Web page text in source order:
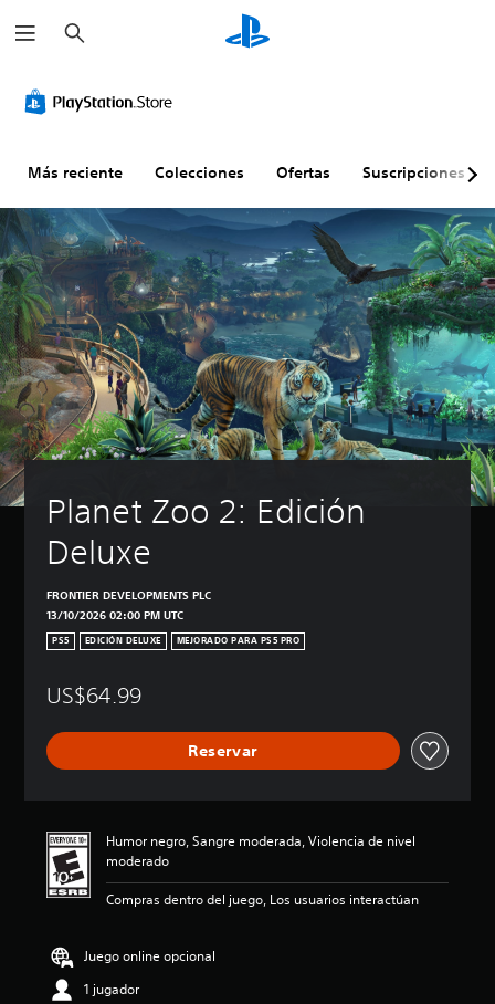
u
s
r
Más reciente Colecciones Ofertas Suscripciones
Planet Zoo 2: Edición
Deluxe
FRONTIER DEVELOPMENTS PLC
13/10/2026 02:00 PM UTC
PS5 EDICIÓN DELUXE MEJORADO PARA PS5 PRO
US$64.99
Reservar
Humor negro, Sangre moderada, Violencia de nivel
moderado
Compras dentro del juego, Los usuarios interactúan
Juego online opcional
1 jugador